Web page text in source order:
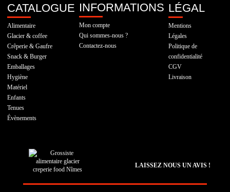
CATALOGUE
Alimentaire
Glacier & coffee
Crêperie & Gaufre
Snack & Burger
Emballages
Hygiène
Matériel
Enfants
Tenues
Évènements
INFORMATIONS
Mon compte
Qui sommes-nous ?
Contactez-nous
LÉGAL
Mentions
Légales
Politique de
confidentialité
CGV
Livraison
LAISSEZ NOUS UN AVIS !